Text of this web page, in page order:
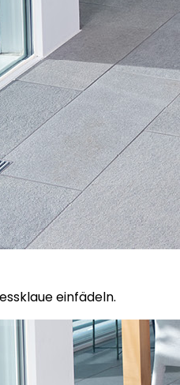
einfädeln.